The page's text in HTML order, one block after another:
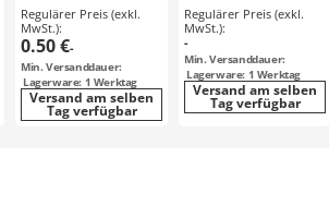
Regulärer Preis (exkl.
MwSt.):
0.50 €-
Min. Versanddauer:
Lagerware: 1 Werktag
Versand am selben
Tag verfügbar
Stahl, rostfreier
Stahl
Regulärer Preis (exkl.
MwSt.):
-
Min. Versanddauer:
Lagerware: 1 Werktag
Versand am selben
Tag verfügbar